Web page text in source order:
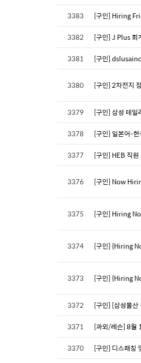
3383
[구인] Hiring
3382
[구인] J Plus 회
3381
[구인]
3380 [구인] 2차전지
3379 [구인] 삼성 테
3378
[구인] 일본어-
3377
[구인] HEB 직원
3376 [구인] Now
3375 [구인] Hiring
3374 [구인] {Hiring
3373 [구인] {Hiring
3372 [구인] [삼성물
3371
[과외/레슨] 8월
3370
[구인] 디스패칭